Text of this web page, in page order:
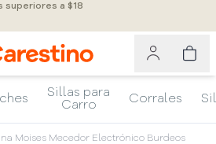
superiores a $18
Sillas para
Carro
Corrales
Moises Mecedor Electrónico Burdeos